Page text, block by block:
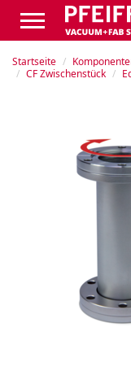
Startseite
CF Zwischenstück